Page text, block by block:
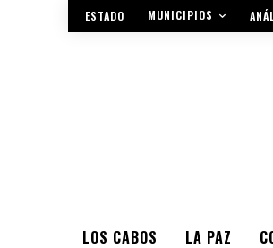
ESTADO MUNICIPIOS
LOS CABOS LA PAZ